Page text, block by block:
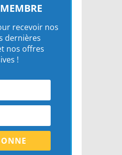
recevoir nos
dernières
nos offres
!